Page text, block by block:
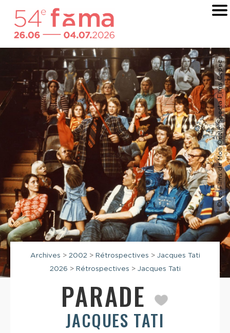
©Les Films de Mon Oncle, Specta Films Cepec
Archives > 2002 > Rétrospectives > Jacques Tati
2026 > Rétrospectives > Jacques Tati
PARADE
JACQUES TATI